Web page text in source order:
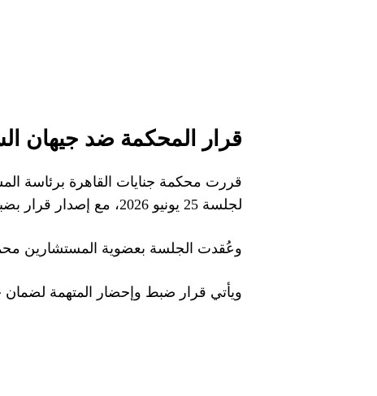
قرار المحكمة ضد جيهان
لجلسة 25 يونيو 2026، مع إصدار قرار بضبط وإحضار الفنانة بعد تغيبها عن حضور الجلسة.
وعُقدت الجلسة بعضوية المستشارين
ويأتي قرار ضبط وإحضار المتهمة لضمان